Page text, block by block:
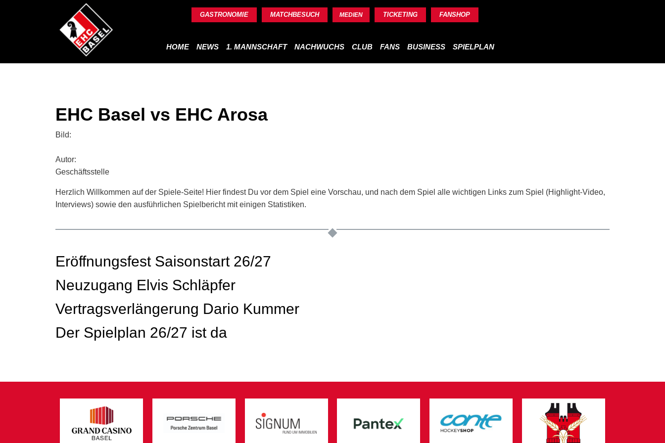
GASTRONOMIE MATCHBESUCH MEDIEN TICKETING FANSHOP
HOME NEWS 1. MANNSCHAFT NACHWUCHS CLUB FANS BUSINESS SPIELPLAN
EHC Basel vs EHC Arosa
Bild:
Autor:
Geschäftsstelle
Herzlich Willkommen auf der Spiele-Seite! Hier findest Du vor dem Spiel eine Vorschau, und nach dem Spiel alle wichtigen Links zum Spiel (Highlight-Video,
Interviews) sowie den ausführlichen Spielbericht mit einigen Statistiken.
Eröffnungsfest Saisonstart 26/27
Neuzugang Elvis Schläpfer
Vertragsverlängerung Dario Kummer
Der Spielplan 26/27 ist da